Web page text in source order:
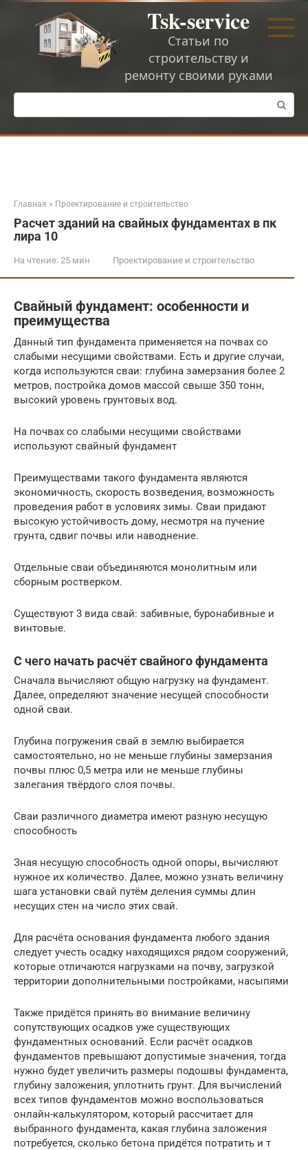
Перейти
Tsk-service
Статьи по
строительству и
ремонту своими руками
Поиск:
Главная » Проектирование и строительство
Расчет зданий на свайных фундаментах в пк
лира 10
На чтение: 25 мин Проектирование и строительство
Свайный фундамент: особенности и
преимущества
Данный тип фундамента применяется на почвах со
слабыми несущими свойствами. Есть и другие случаи,
когда используются сваи: глубина замерзания более 2
метров, постройка домов массой свыше 350 тонн,
высокий уровень грунтовых вод.
На почвах со слабыми несущими свойствами
используют свайный фундамент
Преимуществами такого фундамента являются
экономичность, скорость возведения, возможность
проведения работ в условиях зимы. Сваи придают
высокую устойчивость дому, несмотря на пучение
грунта, сдвиг почвы или наводнение.
Отдельные сваи объединяются монолитным или
сборным ростверком.
Существуют 3 вида свай: забивные, буронабивные и
винтовые.
С чего начать расчёт свайного фундамента
Сначала вычисляют общую нагрузку на фундамент.
Далее, определяют значение несущей способности
одной сваи.
Глубина погружения свай в землю выбирается
самостоятельно, но не меньше глубины замерзания
почвы плюс 0,5 метра или не меньше глубины
залегания твёрдого слоя почвы.
Сваи различного диаметра имеют разную несущую
способность
Зная несущую способность одной опоры, вычисляют
нужное их количество. Далее, можно узнать величину
шага установки свай путём деления суммы длин
несущих стен на число этих свай.
Для расчёта основания фундамента любого здания
следует учесть осадку находящихся рядом сооружений,
которые отличаются нагрузками на почву, загрузкой
территории дополнительными постройками, насыпями
Также придётся принять во внимание величину
сопутствующих осадков уже существующих
фундаментных оснований. Если расчёт осадков
фундаментов превышают допустимые значения, тогда
нужно будет увеличить размеры подошвы фундамента,
глубину заложения, уплотнить грунт. Для вычислений
всех типов фундаментов можно воспользоваться
онлайн-калькулятором, который рассчитает для
выбранного фундамента, какая глубина заложения
потребуется, сколько бетона придётся потратить и т